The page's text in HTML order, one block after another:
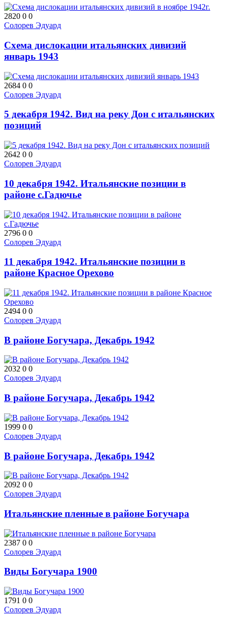
2820 0 0
Солорев Эдуард
Схема дислокации итальянских дивизий
январь 1943
2684 0 0
Солорев Эдуард
5 декабря 1942. Вид на реку Дон с итальянских
позиций
2642 0 0
Солорев Эдуард
10 декабря 1942. Итальянские позиции в
районе с.Гадючье
2796 0 0
Солорев Эдуард
11 декабря 1942. Итальянские позиции в
районе Красное Орехово
2494 0 0
Солорев Эдуард
В районе Богучара, Декабрь 1942
2032 0 0
Солорев Эдуард
В районе Богучара, Декабрь 1942
1999 0 0
Солорев Эдуард
В районе Богучара, Декабрь 1942
2092 0 0
Солорев Эдуард
Итальянские пленные в районе Богучара
2387 0 0
Солорев Эдуард
Виды Богучара 1900
1791 0 0
Солорев Эдуард